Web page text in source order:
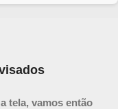
tela, vamos então